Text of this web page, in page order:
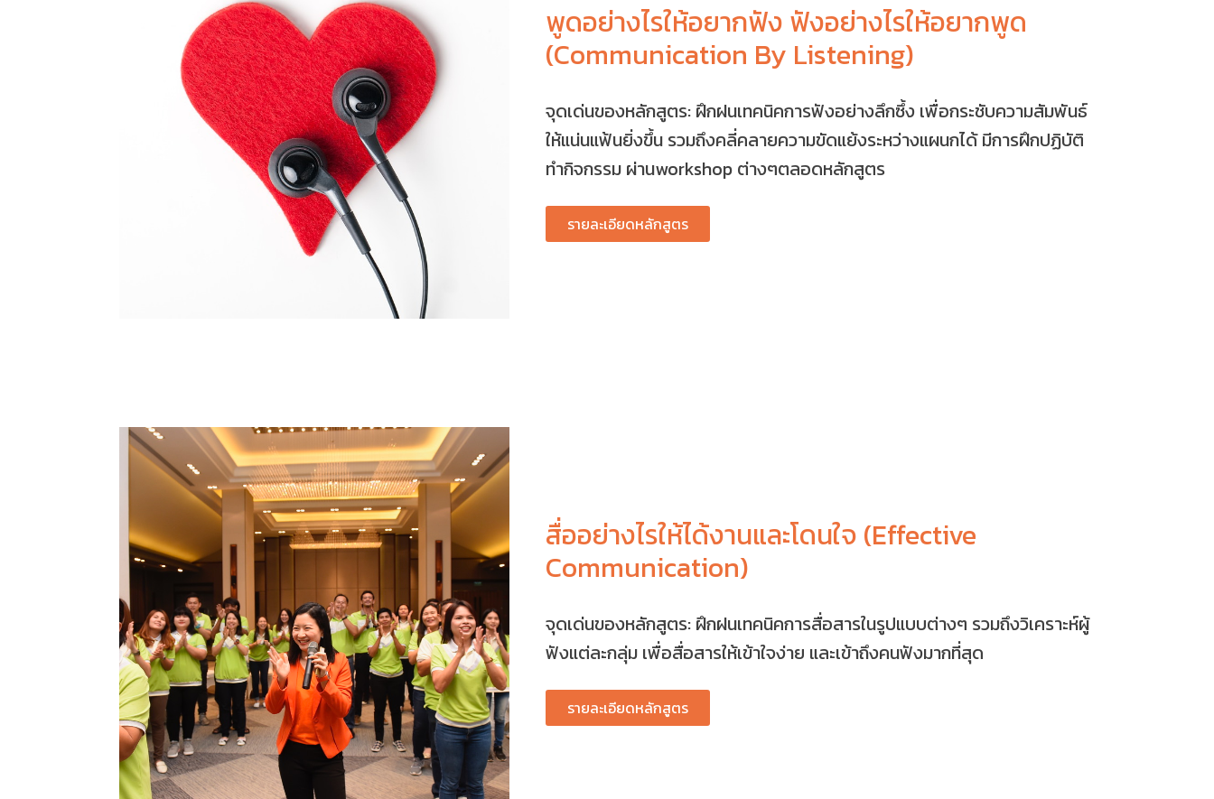
พูดอย่างไรให้อยากฟัง ฟังอย่างไรให้อยากพูด
(Communication By Listening)
จุดเด่นของหลักสูตร: ฝึกฝนเทคนิคการฟังอย่างลึกซึ้ง เพื่อกระชับความสัมพันธ์
ให้แน่นแฟ้นยิ่งขึ้น รวมถึงคลี่คลายความขัดแย้งระหว่างแผนกได้ มีการฝึกปฏิบัติ
ทำกิจกรรม ผ่านworkshop ต่างๆตลอดหลักสูตร
รายละเอียดหลักสูตร
สื่ออย่างไรให้ได้งานและโดนใจ (Effective
Communication)
จุดเด่นของหลักสูตร: ฝึกฝนเทคนิคการสื่อสารในรูปแบบต่างๆ รวมถึงวิเคราะห์ผู้
ฟังแต่ละกลุ่ม เพื่อสื่อสารให้เข้าใจง่าย และเข้าถึงคนฟังมากที่สุด
รายละเอียดหลักสูตร